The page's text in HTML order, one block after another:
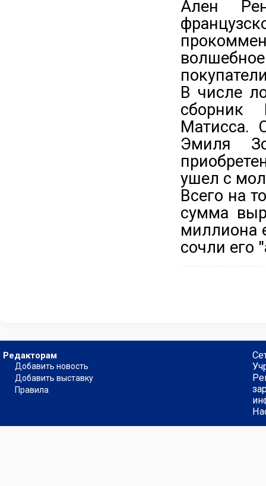
Ален
В числе
сборник
Матисса.
Эмиля
ушел с
Всего на
сумма
миллиона
сочли его
Редакторам
Добавить новость
Добавить выставку
Правила